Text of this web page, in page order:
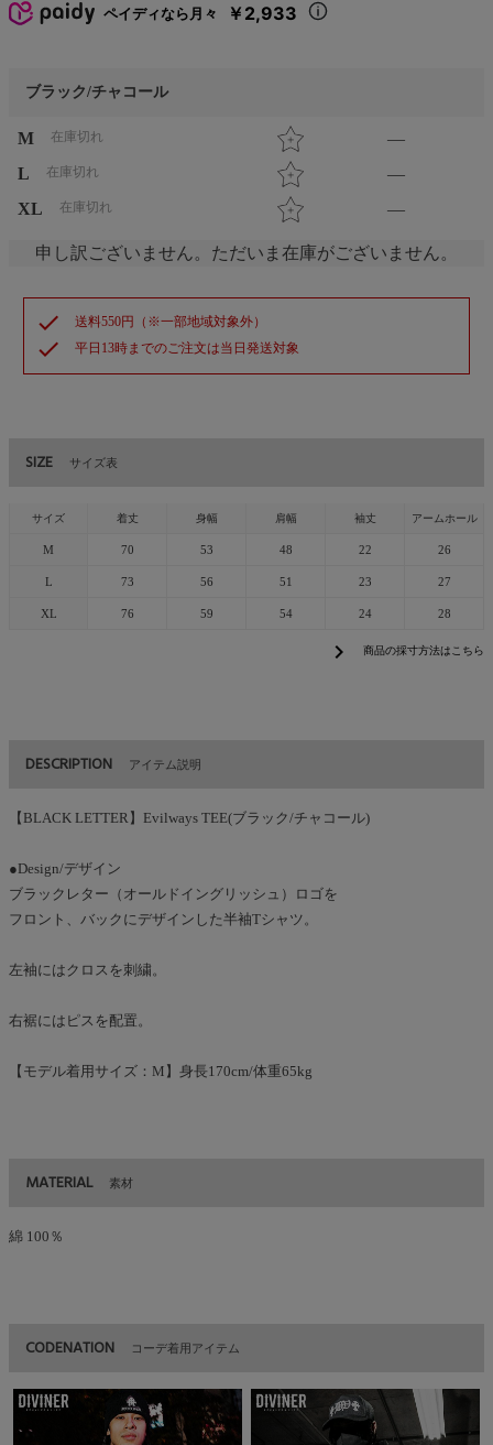
ペイディなら月々 ￥2,933
ブラック/チャコール
M 在庫切れ
—
L
在庫切れ
—
XL
在庫切れ —
申し訳ございません。ただいま在庫がございません。
check 送料550円（※一部地域対象外）
check 平日13時までのご注文は当日発送対象
SIZE サイズ表
サイズ 着丈 身幅 肩幅 袖丈 アームホール
M 70 53 48 22 26
L 73 56 51 23 27
XL 76 59 54 24 28
chevron_right 商品の採寸方法はこちら
DESCRIPTION アイテム説明
【BLACK LETTER】Evilways TEE(ブラック/チャコール)
●Design/デザイン
ブラックレター（オールドイングリッシュ）ロゴを
フロント、バックにデザインした半袖Tシャツ。
左袖にはクロスを刺繍。
右裾にはピスを配置。
【モデル着用サイズ：M】身長170cm/体重65kg
MATERIAL 素材
綿 100％
CODENATION コーデ着用アイテム